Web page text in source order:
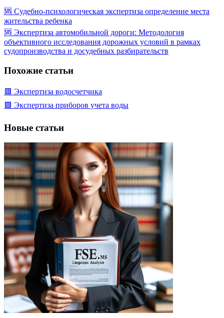
🆘 Судебно-психологическая экспертиза определение места
жительства ребенка
🆘 Экспертиза автомобильной дороги: Методология
объективного исследования дорожных условий в рамках
судопроизводства и досудебных разбирательств
Похожие статьи
🟥 Экспертиза водосчетчика
🟩 Экспертиза приборов учета воды
Новые статьи